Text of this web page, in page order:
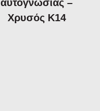
αυτογνωσίας –
Χρυσός Κ14